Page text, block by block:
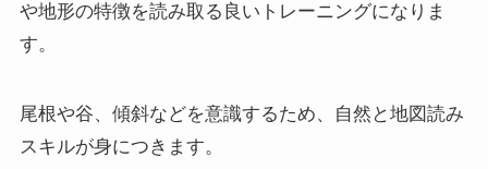
や地形の特徴を読み取る良いトレーニングになりま
す。
尾根や谷、傾斜などを意識するため、自然と地図読み
スキルが身につきます。